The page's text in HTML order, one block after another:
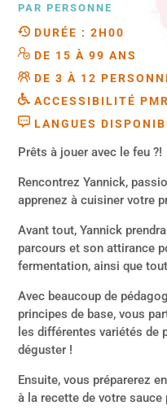
PAR PERSONNE
DURÉE : 2H00
DE 15 À 99 ANS
DE 3 À 12
ACCESSIBILITÉ
LANGUES
Prêts à jouer avec le feu ?!
Rencontrez Yannick,
apprenez à cuisiner votre
Avant tout, Yannick
parcours et son attirance
fermentation, ainsi que
Avec beaucoup de
principes de base, vous
les différentes variétés
déguster !
Ensuite, vous préparerez
à la recette de votre sauce